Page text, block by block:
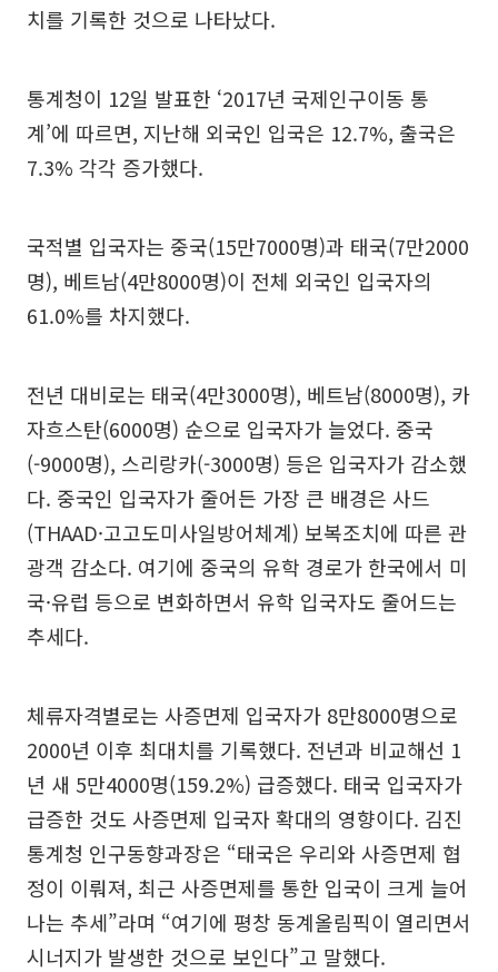
치를 기록한 것으로 나타났다.
통계청이 12일 발표한 ‘2017년 국제인구이동 통
계’에 따르면, 지난해 외국인 입국은 12.7%, 출국은
7.3% 각각 증가했다.
국적별 입국자는 중국(15만7000명)과 태국(7만2000
명), 베트남(4만8000명)이 전체 외국인 입국자의
61.0%를 차지했다.
전년 대비로는 태국(4만3000명), 베트남(8000명), 카
자흐스탄(6000명) 순으로 입국자가 늘었다. 중국
(-9000명), 스리랑카(-3000명) 등은 입국자가 감소했
다. 중국인 입국자가 줄어든 가장 큰 배경은 사드
(THAAD·고고도미사일방어체계) 보복조치에 따른 관
광객 감소다. 여기에 중국의 유학 경로가 한국에서 미
국·유럽 등으로 변화하면서 유학 입국자도 줄어드는
추세다.
체류자격별로는 사증면제 입국자가 8만8000명으로
2000년 이후 최대치를 기록했다. 전년과 비교해선 1
년 새 5만4000명(159.2%) 급증했다. 태국 입국자가
급증한 것도 사증면제 입국자 확대의 영향이다. 김진
통계청 인구동향과장은 “태국은 우리와 사증면제 협
정이 이뤄져, 최근 사증면제를 통한 입국이 크게 늘어
나는 추세”라며 “여기에 평창 동계올림픽이 열리면서
시너지가 발생한 것으로 보인다”고 말했다.